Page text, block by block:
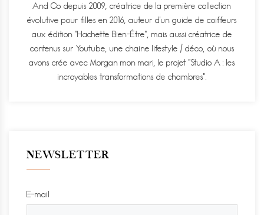
And Co depuis 2009, créatrice de la première collection
évolutive pour filles en 2016, auteur d'un guide de coiffeurs
aux édition "Hachette Bien-Être", mais aussi créatrice de
contenus sur Youtube, une chaine lifestyle / déco, où nous
avons crée avec Morgan mon mari, le projet "Studio A : les
incroyables transformations de chambres".
NEWSLETTER
E-mail